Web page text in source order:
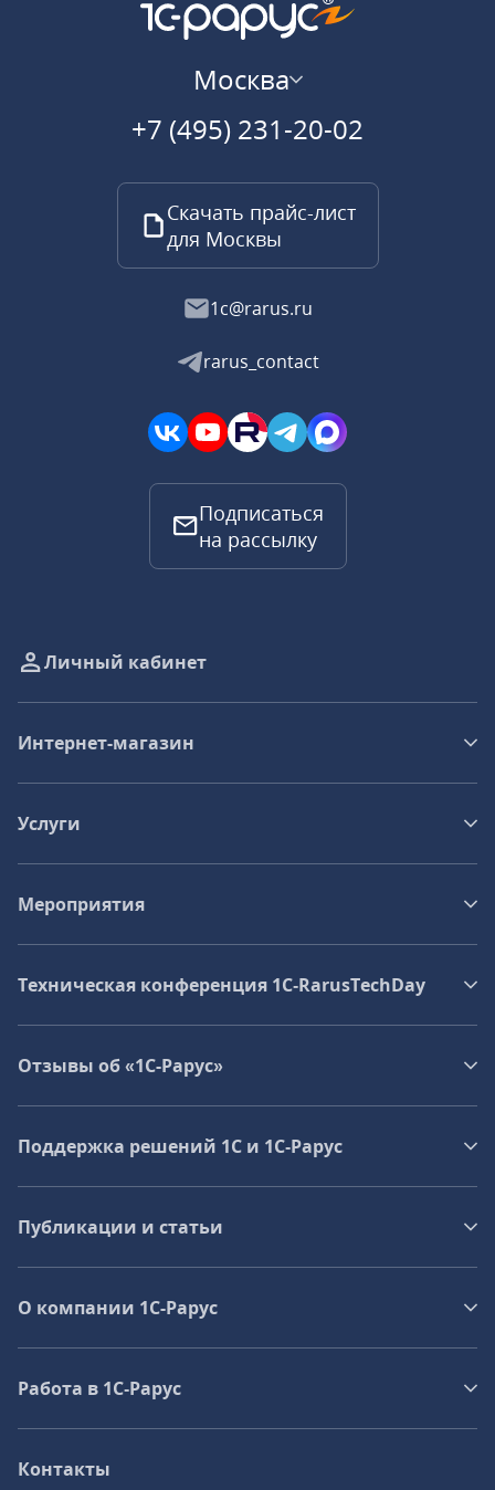
Москва
+7 (495) 231-20-02
Скачать прайс-лист
для Москвы
1c@rarus.ru
rarus_contact
Подписаться
на рассылку
Личный кабинет
Интернет-магазин
Услуги
Мероприятия
Техническая конференция 1C‑RarusTechDay
Отзывы об «1С-Рарус»
Поддержка решений 1С и 1С‑Рарус
Публикации и статьи
О компании 1C-Рарус
Работа в 1С‑Рарус
Контакты